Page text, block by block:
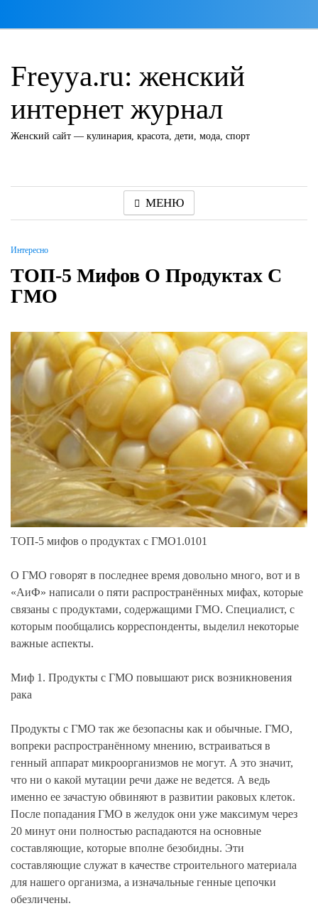
Freyya.ru: женский
интернет журнал
Женский сайт — кулинария, красота, дети, мода, спорт
МЕНЮ
Интересно
ТОП-5 Мифов О Продуктах С
ГМО
ТОП-5 мифов о продуктах с ГМО1.0101
О ГМО говорят в последнее время довольно много, вот и в
«АиФ» написали о пяти распространённых мифах, которые
связаны с продуктами, содержащими ГМО. Специалист, с
которым пообщались корреспонденты, выделил некоторые
важные аспекты.
Миф 1. Продукты с ГМО повышают риск возникновения
рака
Продукты с ГМО так же безопасны как и обычные. ГМО,
вопреки распространённому мнению, встраиваться в
генный аппарат микроорганизмов не могут. А это значит,
что ни о какой мутации речи даже не ведется. А ведь
именно ее зачастую обвиняют в развитии раковых клеток.
После попадания ГМО в желудок они уже максимум через
20 минут они полностью распадаются на основные
составляющие, которые вполне безобидны. Эти
составляющие служат в качестве строительного материала
для нашего организма, а изначальные генные цепочки
обезличены.